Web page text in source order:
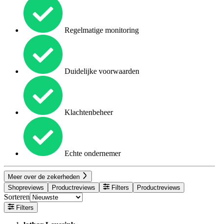
Regelmatige monitoring
Duidelijke voorwaarden
Klachtenbeheer
Echte ondernemer
Meer over de zekerheden
Shopreviews
Productreviews Filters Productreviews
Sorteren
Filters